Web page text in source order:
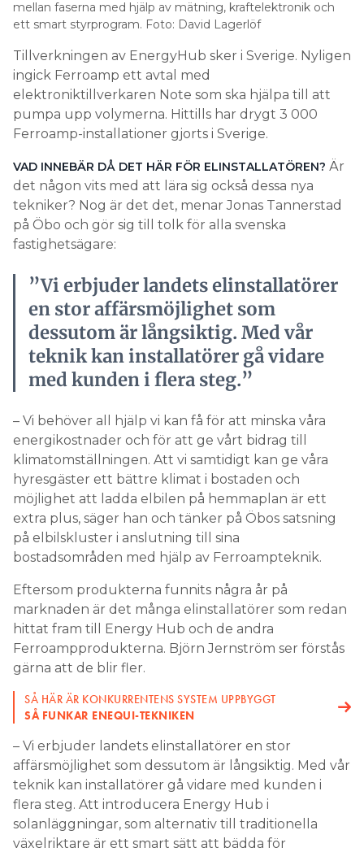
mellan faserna med hjälp av mätning, kraftelektronik och
ett smart styrprogram. Foto: David Lagerlöf
Tillverkningen av EnergyHub sker i Sverige. Nyligen
ingick Ferroamp ett avtal med
elektroniktillverkaren Note som ska hjälpa till att
pumpa upp volymerna. Hittills har drygt 3 000
Ferroamp-installationer gjorts i Sverige.
VAD INNEBÄR DÅ DET HÄR FÖR ELINSTALLATÖREN? Är
det någon vits med att lära sig också dessa nya
tekniker? Nog är det det, menar Jonas Tannerstad
på Öbo och gör sig till tolk för alla svenska
fastighetsägare:
”Vi erbjuder landets elinstallatörer
en stor affärsmöjlighet som
dessutom är långsiktig. Med vår
teknik kan installatörer gå vidare
med kunden i flera steg.”
– Vi behöver all hjälp vi kan få för att minska våra
energikostnader och för att ge vårt bidrag till
klimatomställningen. Att vi samtidigt kan ge våra
hyresgäster ett bättre klimat i bostaden och
möjlighet att ladda elbilen på hemmaplan är ett
extra plus, säger han och tänker på Öbos satsning
på elbilskluster i anslutning till sina
bostadsområden med hjälp av ­Ferroampteknik.
Eftersom produkterna funnits några år på
marknaden är det många elinstallatörer som redan
hittat fram till Energy Hub och de andra
Ferroampprodukterna. Björn Jernström ser förstås
gärna att de blir fler.
SÅ HÄR ÄR KONKURRENTENS SYSTEM UPPBYGGT
SÅ FUNKAR ENEQUI-TEKNIKEN
– Vi erbjuder landets elinstallatörer en stor
affärsmöjlighet som dessutom är långsiktig. Med vår
teknik kan installatörer gå vidare med kunden i
flera steg. Att introducera Energy Hub i
solanläggningar, som alternativ till traditionella
växelriktare är ett smart sätt att bädda för